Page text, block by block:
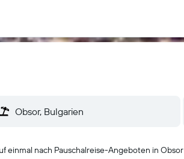
einmal nach Pauschalreise-Angeboten in Obsor